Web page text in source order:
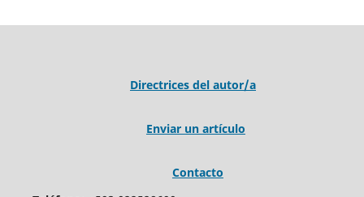
Directrices del autor/a
Enviar un artículo
Contacto